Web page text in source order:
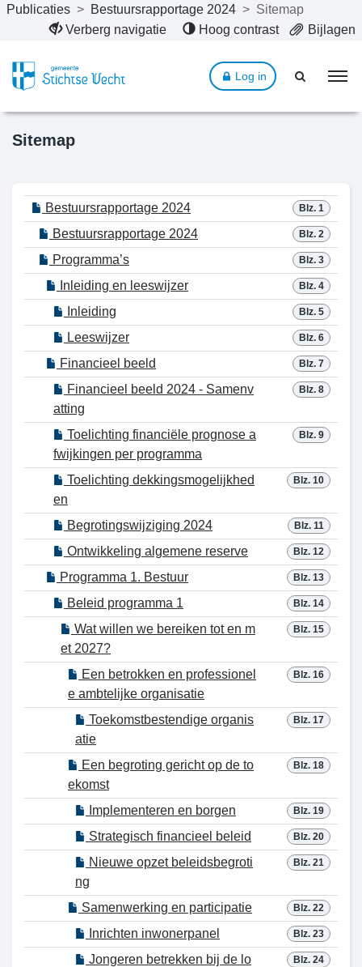
Naar hoofdinhoud
Publicaties > Bestuursrapportage 2024 > Sitemap
Verberg navigatie
Hoog contrast Bijlagen
Log in
Sitemap
Blz. 1
Bestuursrapportage 2024
Blz. 2
Bestuursrapportage 2024
Blz. 3
Programma’s
Blz. 4
Inleiding en leeswijzer
Blz. 5
Inleiding
Blz. 6
Leeswijzer
Blz. 7
Financieel beeld
Blz. 8
Financieel beeld 2024 - Samenv
atting
Blz. 9
Toelichting financiële prognose a
fwijkingen per programma
Blz. 10
Toelichting dekkingsmogelijkhed
en
Blz. 11
Begrotingswijziging 2024
Blz. 12
Ontwikkeling algemene reserve
Blz. 13
Programma 1. Bestuur
Blz. 14
Beleid programma 1
Blz. 15
Wat willen we bereiken tot en m
et 2027?
Blz. 16
Een betrokken en professionel
e ambtelijke organisatie
Blz. 17
Toekomstbestendige organis
atie
Blz. 18
Een begroting gericht op de to
ekomst
Blz. 19
Implementeren en borgen
Blz. 20
Strategisch financieel beleid
Blz. 21
Nieuwe opzet beleidsbegroti
ng
Blz. 22
Samenwerking en participatie
Blz. 23
Inrichten inwonerpanel
Blz. 24
Jongeren betrekken bij de lo